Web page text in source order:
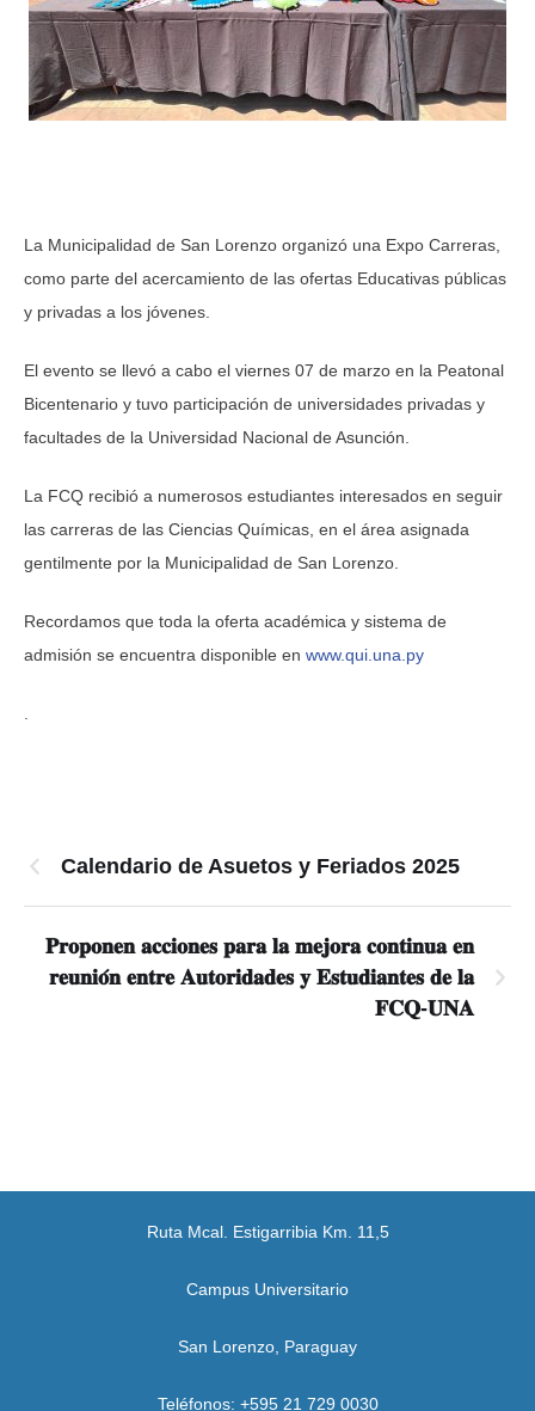
La Municipalidad de San Lorenzo organizó una Expo Carreras,
como parte del acercamiento de las ofertas Educativas públicas
y privadas a los jóvenes.
El evento se llevó a cabo el viernes 07 de marzo en la Peatonal
Bicentenario y tuvo participación de universidades privadas y
facultades de la Universidad Nacional de Asunción.
La FCQ recibió a numerosos estudiantes interesados en seguir
las carreras de las Ciencias Químicas, en el área asignada
gentilmente por la Municipalidad de San Lorenzo.
Recordamos que toda la oferta académica y sistema de
admisión se encuentra disponible en www.qui.una.py
Calendario de Asuetos y Feriados 2025
𝐏𝐫𝐨𝐩𝐨𝐧𝐞𝐧 𝐚𝐜𝐜𝐢𝐨𝐧𝐞𝐬 𝐩𝐚𝐫𝐚 𝐥𝐚 𝐦𝐞𝐣𝐨𝐫𝐚 𝐜𝐨𝐧𝐭𝐢𝐧𝐮𝐚 𝐞𝐧
𝐫𝐞𝐮𝐧𝐢𝐨́𝐧 𝐞𝐧𝐭𝐫𝐞 𝐀𝐮𝐭𝐨𝐫𝐢𝐝𝐚𝐝𝐞𝐬 𝐲 𝐄𝐬𝐭𝐮𝐝𝐢𝐚𝐧𝐭𝐞𝐬 𝐝𝐞 𝐥𝐚
𝐅𝐂𝐐-𝐔𝐍𝐀
Ruta Mcal. Estigarribia Km. 11,5
Campus Universitario
San Lorenzo, Paraguay
Teléfonos: +595 21 729 0030